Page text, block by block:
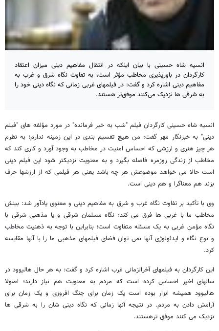
انسیه شاه حسینی با بیان اینکه در انتقال مفاهیم دینی میزان اعتقاد
کارگردان در باورپذیری مخاطب مؤثر است، به تفاوت نگاه شرق و غرب به
مفاهیم دینی اشاره کرد و گفت: در فیلمهای غربی زمانی که نگاه دینی خود را
به شرقی ها نزدیک می‌کنند موفق‌تر هستند.
انسیه شاه حسینی کارگردان فیلم "شب به خیر فرمانده" در مورد مؤلفه های "فیلم
دینی" به خبرنگار مهر گفت: من هیچ تقسیم بندی در این زمینه ندارم؛ به نظرم
هر چیز هنری و ارزشی که احساس امنیت در مخاطب به وجود آورد و کاری کند که
مخاطب از زندگی روزمره فاصله بگیرد و به معنویت نزدیکتر شود این فیلم دینی
است حالا می خواهد موضوعش هر چه باشد یعنی هر فیلمی که از ارزشها حرف
بزند هم معناگرا و هم دینی است.
وی با تأکید بر تفاوت نگاه غرب و شرق به مفاهیم دینی و معنوی یادآور شد: بینش
مخاطب ما با غربی ها فرق می کند؛ نگاه مسلمان شرقی و یا مذهبی شرقی با
نگاه مؤمن غربی به یک مسئله متفاوت است؛ بنابراین با توجه به ذهنیت مخاطب
و نوع نگاه و ایدئولوژی آنها نمی توان فضای فیلمهای مذهبی ما را با آنها مقایسه
کرد.
این کارگردان به فیلمهای آخرالزمانی غرب اشاره کرد و گفت: به هر حال هالیوود در
سالهای اخیر احساس کرده است که مردم به معنویت هم نیاز دارند؛ اصولا
هالیوود همیشه ابزار بوده است یک زمان برای جنگ افروزی و یک زمان برای
آرامش دادن به مردم. در نتیجه آنها زمانی که نگاه دینی شان را به شرقی ها
نزدیک می کنند موفق ترهستند.